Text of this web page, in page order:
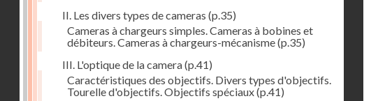
II. Les divers types de cameras (p.35)
Cameras à chargeurs simples. Cameras à bobines et
débiteurs. Cameras à chargeurs-mécanisme(p.35)
III. L'optique de la camera(p.41)
Caractéristiques des objectifs. Divers types d'objectifs.
Tourelle d'objectifs. Objectifs spéciaux(p.41)